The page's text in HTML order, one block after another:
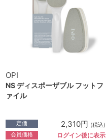
OPI
NS ディスポーザブル フットフ
ァイル
定価 2,310円 (税込)
会員価格 ログイン後に表示